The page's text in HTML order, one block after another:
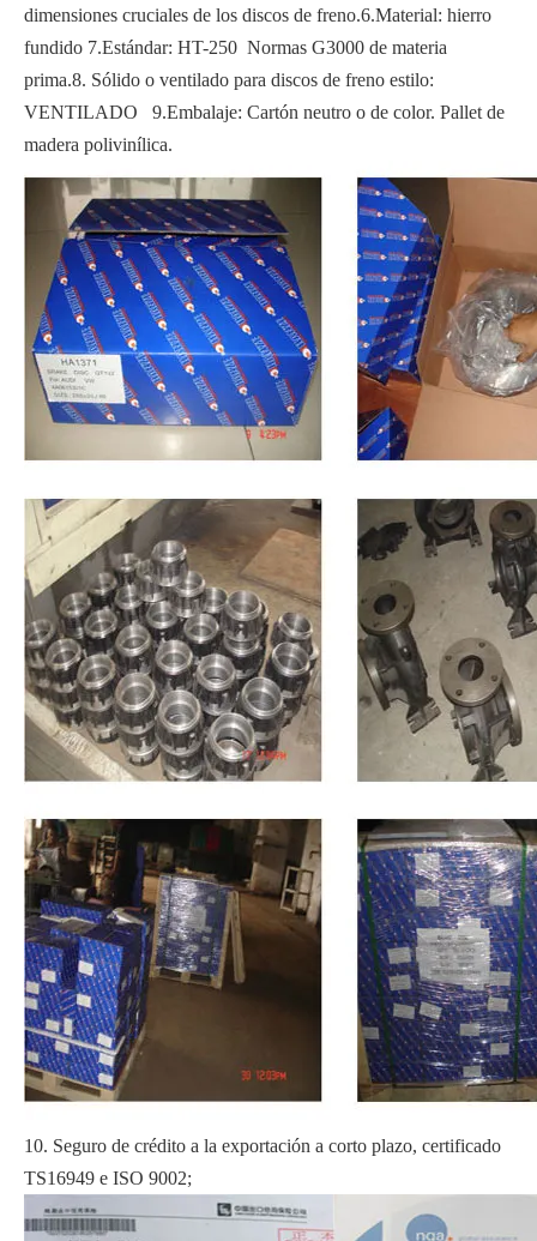
dimensiones cruciales de los discos de freno.6.Material: hierro
fundido 7.Estándar: HT-250 Normas G3000 de materia
prima.8. Sólido o ventilado para discos de freno estilo:
VENTILADO 9.Embalaje: Cartón neutro o de color. Pallet de
madera polivinílica.
10. Seguro de crédito a la exportación a corto plazo, certificado
TS16949 e ISO 9002;